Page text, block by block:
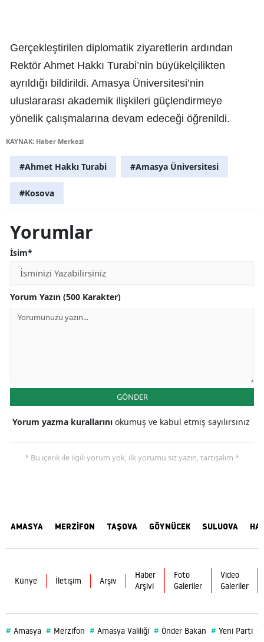
Gerçekleştirilen diplomatik ziyaretlerin ardından
Rektör Ahmet Hakkı Turabi’nin büyükelçilikten
ayrıldığı bildirildi. Amasya Üniversitesi’nin
uluslararası akademik ilişkileri güçlendirmeye
yönelik çalışmalarına devam edeceği öğrenildi.
KAYNAK: Haber Merkezi
#Ahmet Hakkı Turabi #Amasya Üniversitesi
#Kosova
Yorumlar
İsim*
Yorum Yazın (500 Karakter)
GÖNDER
Yorum yazma kurallarını okumuş ve kabul etmiş sayılırsınız
* Bu içerik ile ilgili yorum yok, ilk yorumu siz yazın, tartışalım *
AMASYA MERZİFON TAŞOVA GÖYNÜCEK SULUOVA
Künye İletişim Arşiv
Haber
Arşivi
Foto
Galeriler
Video
Galeriler
# Amasya # Merzifon # Amasya Valiliği # Önder Bakan # Yeni Parti #